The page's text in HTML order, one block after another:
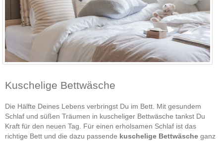
Kuschelige Bettwäsche
Die Hälfte Deines Lebens verbringst Du im Bett. Mit gesundem
Schlaf und süßen Träumen in kuscheliger Bettwäsche tankst Du
Kraft für den neuen Tag. Für einen erholsamen Schlaf ist das
richtige Bett und die dazu passende kuschelige Bettwäsche ganz